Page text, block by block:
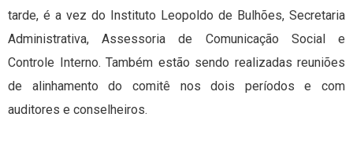
tarde, é a vez do Instituto Leopoldo de Bulhões, Secretaria
Administrativa, Assessoria de Comunicação Social e
Controle Interno. Também estão sendo realizadas reuniões
de alinhamento do comitê nos dois períodos e com
auditores e conselheiros.